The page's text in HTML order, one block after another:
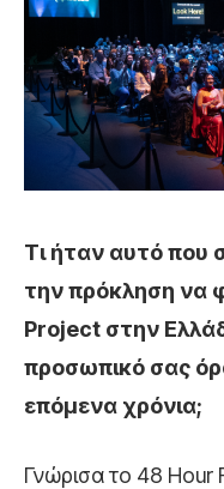
Τι ήταν αυτό που
την πρόκληση να
Project στην
προσωπικό σας
επόμενα χρόνια;
Γνώρισα το 48 Hour